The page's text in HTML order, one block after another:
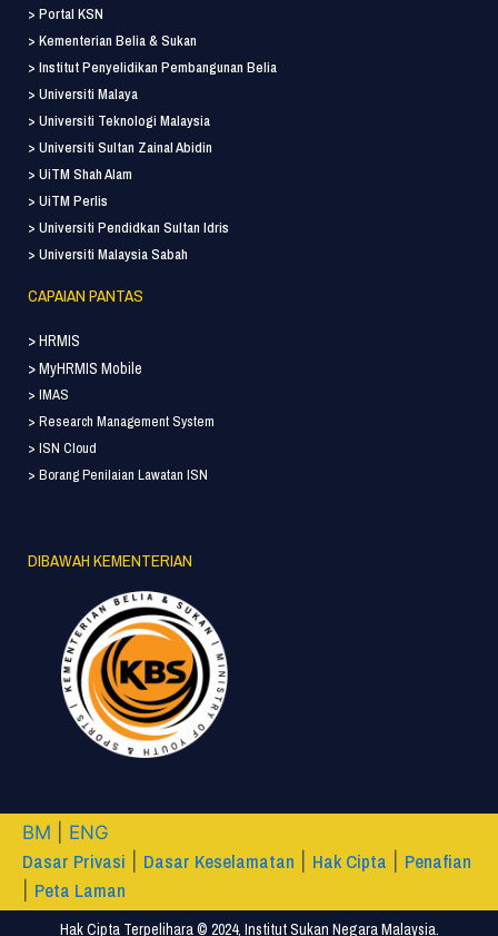
> Portal KSN
> Kementerian Belia & Sukan
> Institut Penyelidikan Pembangunan Belia
> Universiti Malaya
> Universiti Teknologi Malaysia
> Universiti Sultan Zainal Abidin
> UiTM Shah Alam
> UiTM Perlis
> Universiti Pendidkan Sultan Idris
> Universiti Malaysia Sabah
CAPAIAN PANTAS
> HRMIS
> MyHRMIS Mobile
> IMAS
> Research Management System
> ISN Cloud
> Borang Penilaian Lawatan ISN
DIBAWAH KEMENTERIAN
BM ENG
Dasar Privasi Dasar Keselamatan Hak Cipta Penafian
Peta Laman
Hak Cipta Terpelihara © 2024, Institut Sukan Negara Malaysia.